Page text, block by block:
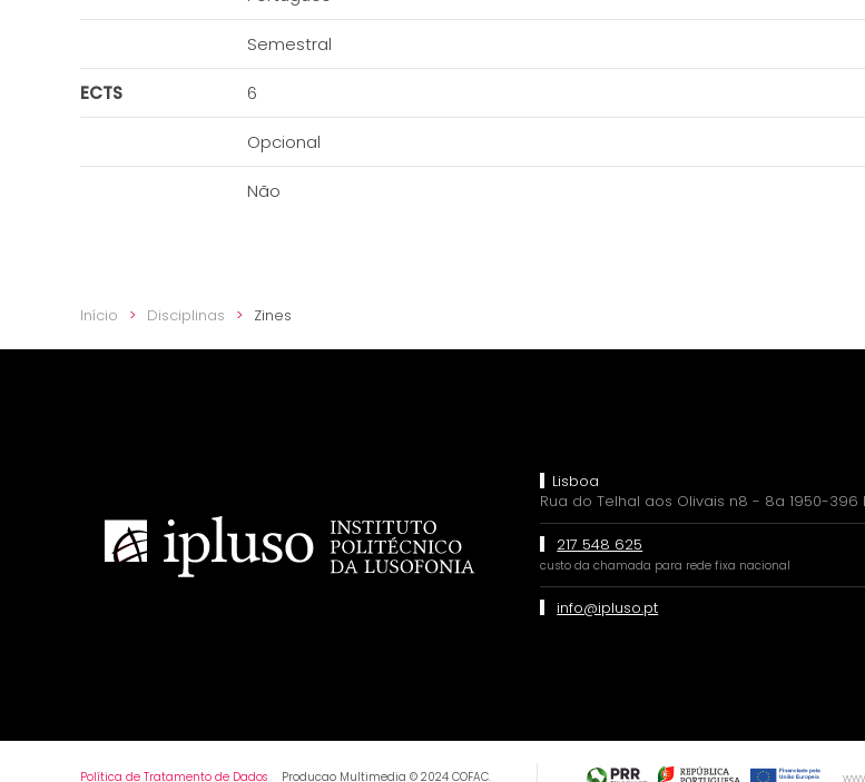
Semestral
ECTS 6
Opcional
Não
Início Disciplinas Zines
Lisboa
Rua do Telhal aos Olivais n8 - 8a 1950-396
217 548 625
custo da chamada para rede fixa nacional
info@ipluso.pt
Política de Tratamento de Dados Producao Multimedia © 2024 COFAC.